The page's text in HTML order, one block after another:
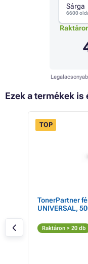
Sárga
6600
Ezek a termékek
TOP
TonerPartner
UNIVERSAL,
Raktáron > 20 db